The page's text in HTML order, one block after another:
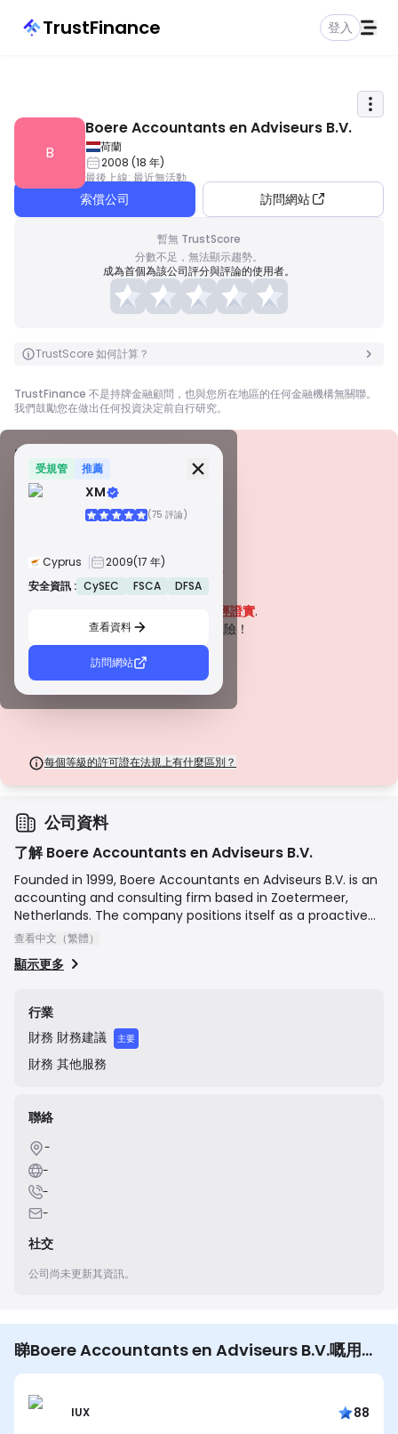
TrustFinance 登入
B
Boere Accountants en Adviseurs B.V.
荷蘭
2008 (18 年)
最後上線: 最近無活動
索償公司 訪問網站
暫無 TrustScore
分數不足，無法顯示趨勢。
成為首個為該公司評分與評論的使用者。
TrustScore 如何計算？
TrustFinance 不是持牌金融顧問，也與您所在地區的任何金融機構無關聯。
我們鼓勵您在做出任何投資決定前自行研究。
受規管 推薦
XM
(75 評論)
Cyprus 2009(17 年)
安全資訊 : CySEC FSCA DFSA
查看資料
訪問網站
安全資訊
警告
未經證實.
請注意潛在風險！
每個等級的許可證在法規上有什麼區別？
由全球知名監管機構頒發，這些許可證透過嚴格的合規性、資金隔離、保險和
由受尊敬的區域監管機構授予，這些許可證提供強大的安全措施，例如資金隔
離、財務報告和補償計劃。雖然沒有等級 1 那麼嚴格，但它們提供可靠的區域
由新興市場的監管機構頒發，這些許可證提供基本保護，例如最低資本要求和
AML 政策。監管較不嚴格，因此交易者應謹慎行事並驗證安全措施。
來自監管最少的司法管轄區，這些許可證通常缺乏關鍵保護，例如資金隔離和
保險。雖然它們對營運彈性很有吸引力，但它們對交易者構成較高的風險。
公司資料
了解 Boere Accountants en Adviseurs B.V.
Founded in 1999, Boere Accountants en Adviseurs B.V. is an
accounting and consulting firm based in Zoetermeer,
Netherlands. The company positions itself as a proactive
partner for small and medium-sized enterprises (SMEs),
accountancy, tax advice, corporate finance, and payroll
quality, and practical advice to help entrepreneurs achieve
their business goals.
查看中文（繁體）
顯示更多
行業
財務 財務建議 主要
財務 其他服務
聯絡
-
-
-
-
社交
公司尚未更新其資訊。
睇Boere Accountants en Adviseurs B.V.嘅用戶
仲睇…
IUX 88